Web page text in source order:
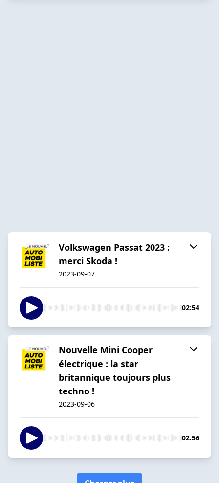
Volkswagen Passat 2023 :
merci Skoda !
2023-09-07
02:54
Nouvelle Mini Cooper
électrique : la star
britannique toujours plus
techno !
2023-09-06
02:56